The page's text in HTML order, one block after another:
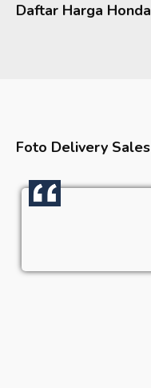
Daftar Harga Honda
Foto Delivery Sales